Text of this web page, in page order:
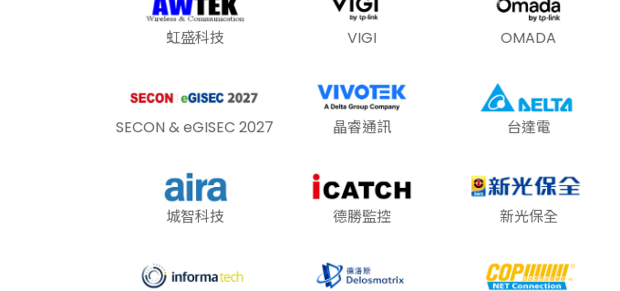
虹盛科技 VIGI OMADA
SECON & eGISEC 2027 晶睿通訊 台達電
城智科技 德勝監控 新光保全